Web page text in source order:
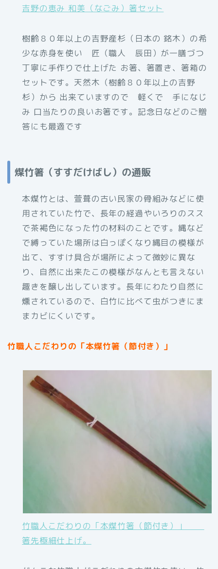
吉野の恵み 和美（なごみ）箸セット
樹齢８０年以上の吉野産杉（日本の 銘木）の希
少な赤身を使い 匠（職人 辰田）が一膳づつ
丁寧に手作りで仕上げた お箸、箸置き、箸箱の
セットです。天然木（樹齢８０年以上の吉野
杉）から 出来ていますので 軽くで 手になじ
み 口当たりの良いお箸です。記念日などのご贈
答にも最適です
煤竹箸（すすだけばし）の通販
本煤竹とは、萱葺の古い民家の骨組みなどに使
用されていた竹で、長年の経過やいろりのスス
で茶褐色になった竹の材料のことです。縄など
で縛っていた場所は白っぽくなり縄目の模様が
出て、すすけ具合が場所によって微妙に異な
り、自然に出来たこの模様がなんとも言えない
趣きを醸し出しています。長年にわたり自然に
燻されているので、白竹に比べて虫がつきにま
まカビにくいです。
竹職人こだわりの「本煤竹箸（節付き）」
竹職人こだわりの「本煤竹箸（節付き）」
箸先極細仕上げ。